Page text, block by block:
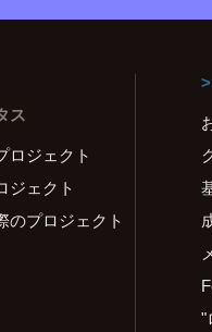
ス
ロジェクト
ジェクト
のプロジェクト
"